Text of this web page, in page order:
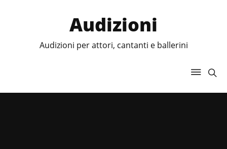
Audizioni
Audizioni per attori, cantanti e ballerini